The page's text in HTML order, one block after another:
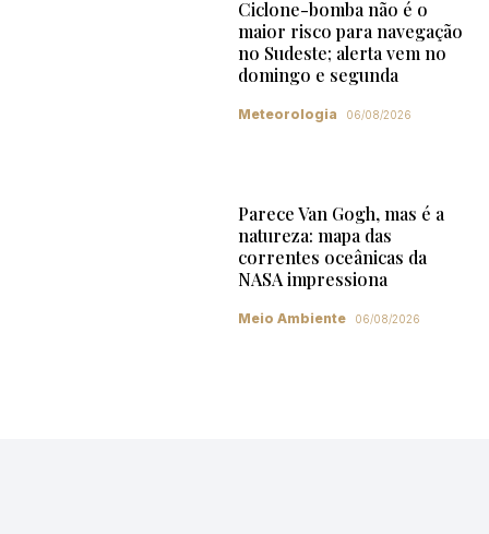
Ciclone-bomba não é o
maior risco para navegação
no Sudeste; alerta vem no
domingo e segunda
Meteorologia 06/08/2026
Parece Van Gogh, mas é a
natureza: mapa das
correntes oceânicas da
NASA impressiona
Meio Ambiente 06/08/2026